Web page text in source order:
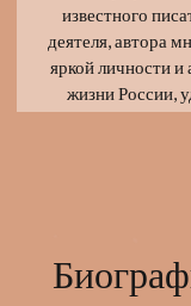
известного
деятеля, автора
яркой личности и
жизни России,